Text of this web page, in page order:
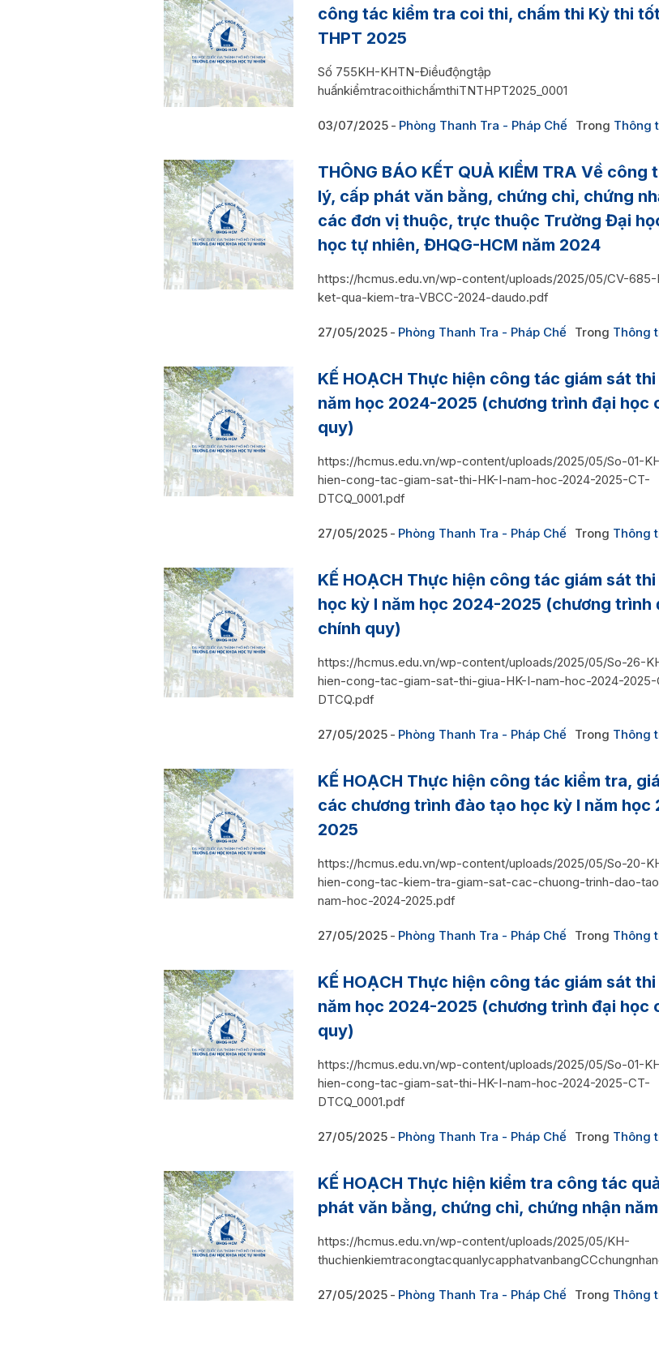
công tác kiểm tra coi thi, chấm thi Kỳ thi
THPT 2025
Số 755KH-KHTN-Điềuđộngtập
huấnkiểmtracoithichấmthiTNTHPT2025_0001
03/07/2025 Phòng Thanh Tra - Pháp Chế Trong Thông
THÔNG BÁO KẾT QUẢ KIỂM TRA Về công
lý, cấp phát văn bằng, chứng chỉ, chứng
các đơn vị thuộc, trực thuộc Trường Đại
học tự nhiên, ĐHQG-HCM năm 2024
https://hcmus.edu.vn/wp-content/uploads/2025/05/CV-
ket-qua-kiem-tra-VBCC-2024-daudo.pdf
27/05/2025 Phòng Thanh Tra - Pháp Chế Trong Thông
KẾ HOẠCH Thực hiện công tác giám sát
năm học 2024-2025 (chương trình đại học
quy)
https://hcmus.edu.vn/wp-content/uploads/2025/05/So-01-
hien-cong-tac-giam-sat-thi-HK-I-nam-hoc-2024-2025-CT-
DTCQ_0001.pdf
27/05/2025 Phòng Thanh Tra - Pháp Chế Trong Thông
KẾ HOẠCH Thực hiện công tác giám sát
học kỳ I năm học 2024-2025 (chương trình
chính quy)
https://hcmus.edu.vn/wp-content/uploads/2025/05/So-26-
hien-cong-tac-giam-sat-thi-giua-HK-I-nam-hoc-2024-2025-
DTCQ.pdf
27/05/2025 Phòng Thanh Tra - Pháp Chế Trong Thông
KẾ HOẠCH Thực hiện công tác kiểm tra,
các chương trình đào tạo học kỳ I năm học
2025
https://hcmus.edu.vn/wp-content/uploads/2025/05/So-20-
hien-cong-tac-kiem-tra-giam-sat-cac-chuong-trinh-dao-
nam-hoc-2024-2025.pdf
27/05/2025 Phòng Thanh Tra - Pháp Chế Trong Thông
KẾ HOẠCH Thực hiện công tác giám sát
năm học 2024-2025 (chương trình đại học
quy)
https://hcmus.edu.vn/wp-content/uploads/2025/05/So-01-
hien-cong-tac-giam-sat-thi-HK-I-nam-hoc-2024-2025-CT-
DTCQ_0001.pdf
27/05/2025 Phòng Thanh Tra - Pháp Chế Trong Thông
KẾ HOẠCH Thực hiện kiểm tra công tác
phát văn bằng, chứng chỉ, chứng nhận
https://hcmus.edu.vn/wp-content/uploads/2025/05/KH-
27/05/2025 Phòng Thanh Tra - Pháp Chế Trong Thông